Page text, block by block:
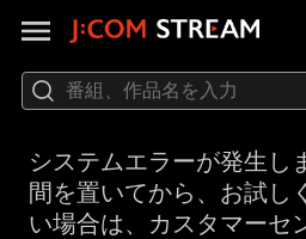
システムエラーが発生し
間を置いてから、お試し
い場合は、カスタマーセ